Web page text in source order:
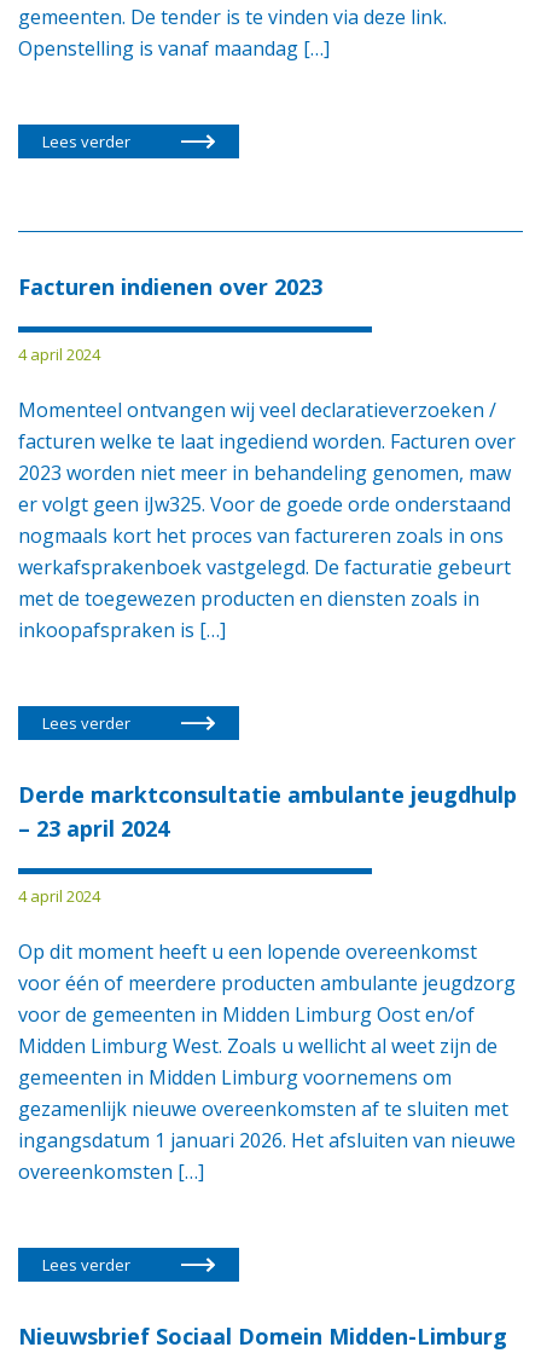
gemeenten. De tender is te vinden via deze link.
Openstelling is vanaf maandag […]
Lees verder
Facturen indienen over 2023
4 april 2024
Momenteel ontvangen wij veel declaratieverzoeken /
facturen welke te laat ingediend worden. Facturen over
2023 worden niet meer in behandeling genomen, maw
er volgt geen iJw325. Voor de goede orde onderstaand
nogmaals kort het proces van factureren zoals in ons
werkafsprakenboek vastgelegd. De facturatie gebeurt
met de toegewezen producten en diensten zoals in
inkoopafspraken is […]
Lees verder
Derde marktconsultatie ambulante jeugdhulp
– 23 april 2024
4 april 2024
Op dit moment heeft u een lopende overeenkomst
voor één of meerdere producten ambulante jeugdzorg
voor de gemeenten in Midden Limburg Oost en/of
Midden Limburg West. Zoals u wellicht al weet zijn de
gemeenten in Midden Limburg voornemens om
gezamenlijk nieuwe overeenkomsten af te sluiten met
ingangsdatum 1 januari 2026. Het afsluiten van nieuwe
overeenkomsten […]
Lees verder
Nieuwsbrief Sociaal Domein Midden-Limburg